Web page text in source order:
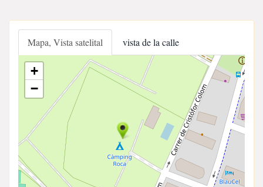
Mapa, Vista satelital vista de la calle
+
−